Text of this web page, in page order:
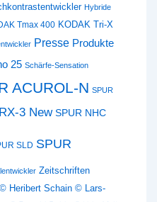
Hybride
Tmax 400 KODAK Tri-X
Presse Produkte
25 Schärfe-Sensation
ACUROL-N SPUR
3 New SPUR NHC
SLD SPUR
Zeitschriften
© Heribert Schain © Lars-